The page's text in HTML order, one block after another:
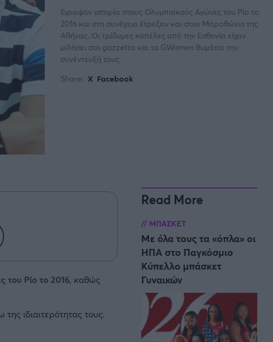
Εγραψαν ιστορία στους Ολυμπιακούς Αγώνες του Ρίο το
2016 και στη συνέχεια έτρεξαν και στον Μαραθώνιο της
Αθήνας. Οι τρίδυμες κοπέλες από την Εσθονία είχαν
μιλήσει στο gazzetta και το GWomen θυμάται την
συνέντευξή τους.
Share: X Facebook
του Ρίο το 2016, καθώς
ιδιαιτερότητας τους.
Read More
ΜΠΑΣΚΕΤ
Με όλα τους τα «όπλα» οι
ΗΠΑ στο Παγκόσμιο
Κύπελλο μπάσκετ
Γυναικών